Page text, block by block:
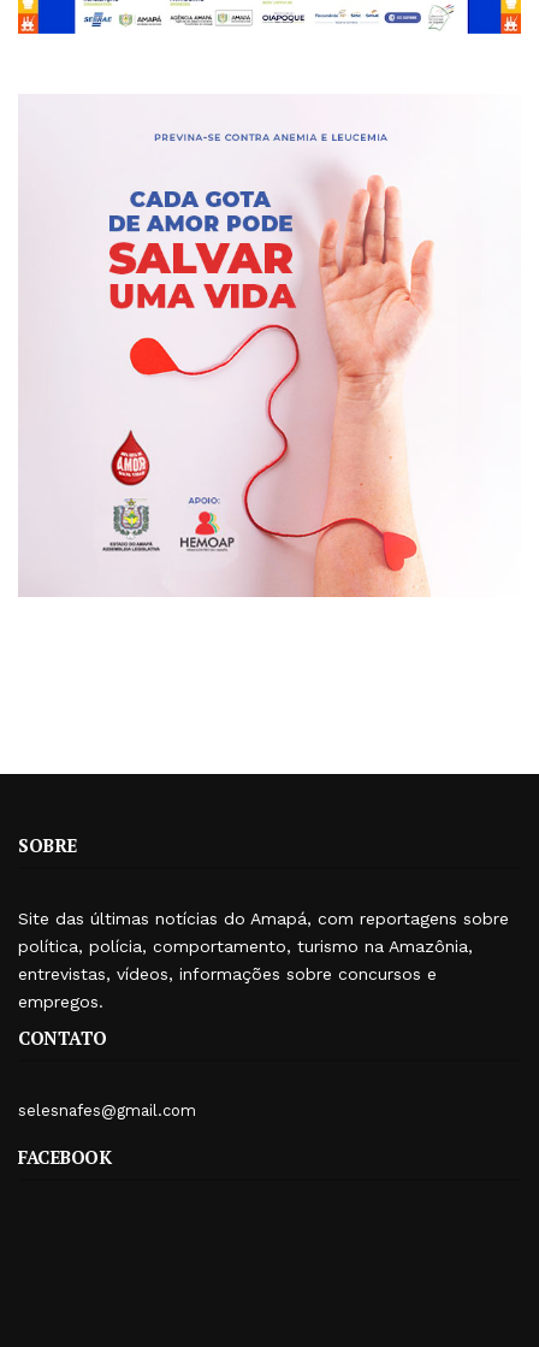
SOBRE
Site das últimas notícias do Amapá, com reportagens sobre
política, polícia, comportamento, turismo na Amazônia,
entrevistas, vídeos, informações sobre concursos e
empregos.
CONTATO
selesnafes@gmail.com
FACEBOOK